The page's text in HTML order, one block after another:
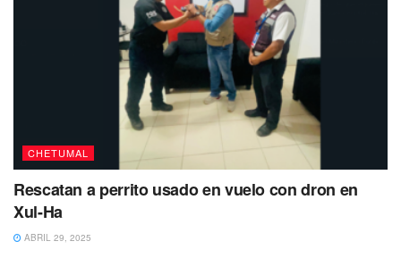
emergencia Explosión falsa alarma
CHETUMAL
Rescatan a perrito usado en vuelo con dron en
Xul-Ha
ABRIL 29, 2025